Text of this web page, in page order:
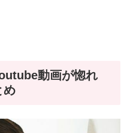
動画が惚れ
め